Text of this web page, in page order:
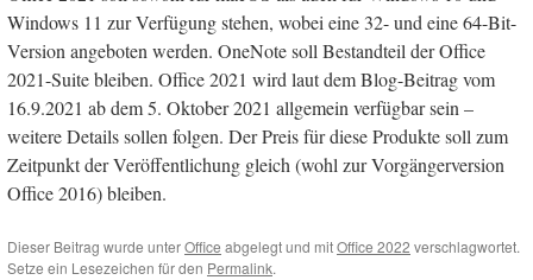
Windows 11 zur Verfügung stehen, wobei eine 32- und eine 64-Bit-
Version angeboten werden. OneNote soll Bestandteil der Office
2021-Suite bleiben. Office 2021 wird laut dem Blog-Beitrag vom
16.9.2021 ab dem 5. Oktober 2021 allgemein verfügbar sein –
weitere Details sollen folgen. Der Preis für diese Produkte soll zum
Zeitpunkt der Veröffentlichung gleich (wohl zur Vorgängerversion
Office 2016) bleiben.
Dieser Beitrag wurde unterOffice abgelegt und mitOffice 2022 verschlagwortet.
Setze ein Lesezeichen für den Permalink.